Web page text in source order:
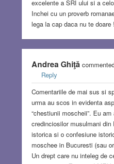
excelente a SRI ului si a
Inchei cu un proverb
lega la cap daca nu te doare
Andrea Ghiţă
Reply
Comentariile de mai sus si
urma au scos in evidenta
“chestiunii moscheii”. Eu
credinciosilor musulmani din
istorica si o confesiune
moschee in Bucuresti (sau
Un drept care nu inteleg de